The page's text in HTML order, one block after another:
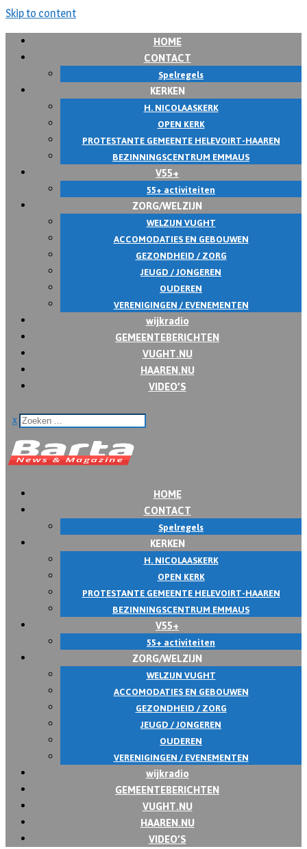
Skip to content
HOME
CONTACT
Spelregels
KERKEN
H. NICOLAASKERK
OPEN KERK
PROTESTANTE GEMEENTE HELEVOIRT-HAAREN
BEZINNINGSCENTRUM EMMAUS
V55+
55+ activiteiten
ZORG/WELZIJN
WELZIJN VUGHT
ACCOMODATIES EN GEBOUWEN
GEZONDHEID / ZORG
JEUGD / JONGEREN
OUDEREN
VERENIGINGEN / EVENEMENTEN
wijkradio
GEMEENTEBERICHTEN
VUGHT.NU
HAAREN.NU
VIDEO’S
x
HOME
CONTACT
Spelregels
KERKEN
H. NICOLAASKERK
OPEN KERK
PROTESTANTE GEMEENTE HELEVOIRT-HAAREN
BEZINNINGSCENTRUM EMMAUS
V55+
55+ activiteiten
ZORG/WELZIJN
WELZIJN VUGHT
ACCOMODATIES EN GEBOUWEN
GEZONDHEID / ZORG
JEUGD / JONGEREN
OUDEREN
VERENIGINGEN / EVENEMENTEN
wijkradio
GEMEENTEBERICHTEN
VUGHT.NU
HAAREN.NU
VIDEO’S